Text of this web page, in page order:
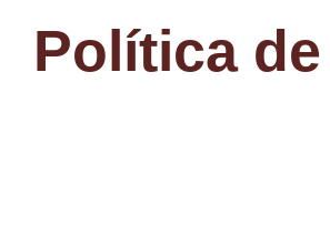
Política